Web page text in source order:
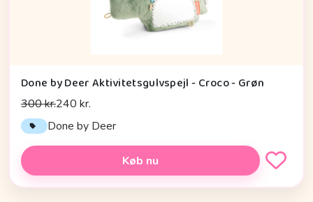
Done by Deer Aktivitetsgulvspejl - Croco - Grøn
300 kr.240 kr.
Done by Deer
Køb nu